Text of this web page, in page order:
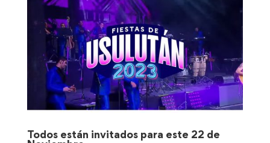
Todos están invitados para este 22 de